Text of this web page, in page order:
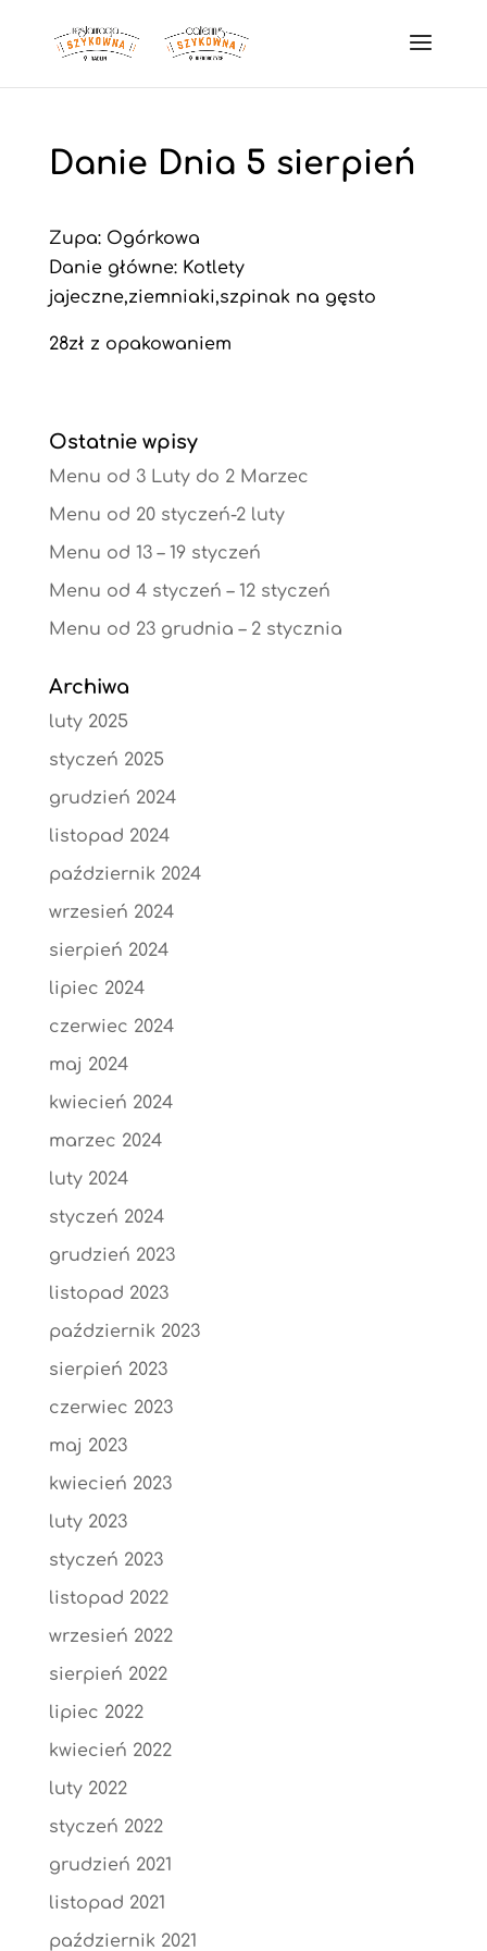
Danie Dnia 5 sierpień
Zupa: Ogórkowa
Danie główne: Kotlety
jajeczne,ziemniaki,szpinak na gęsto
28zł z opakowaniem
Ostatnie wpisy
Menu od 3 Luty do 2 Marzec
Menu od 20 styczeń-2 luty
Menu od 13 – 19 styczeń
Menu od 4 styczeń – 12 styczeń
Menu od 23 grudnia – 2 stycznia
Archiwa
luty 2025
styczeń 2025
grudzień 2024
listopad 2024
październik 2024
wrzesień 2024
sierpień 2024
lipiec 2024
czerwiec 2024
maj 2024
kwiecień 2024
marzec 2024
luty 2024
styczeń 2024
grudzień 2023
listopad 2023
październik 2023
sierpień 2023
czerwiec 2023
maj 2023
kwiecień 2023
luty 2023
styczeń 2023
listopad 2022
wrzesień 2022
sierpień 2022
lipiec 2022
kwiecień 2022
luty 2022
styczeń 2022
grudzień 2021
listopad 2021
październik 2021